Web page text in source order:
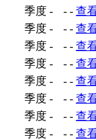
季度 - - - 查
季度 - - - 查
季度 - - - 查
季度 - - - 查
季度 - - - 查
季度 - - - 查
季度 - - - 查
季度 - - - 查